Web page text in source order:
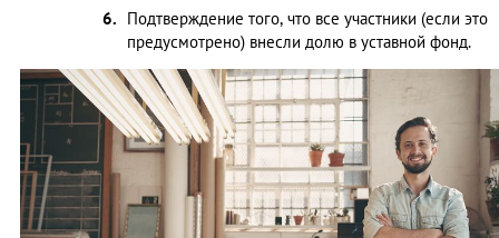
Подтверждение того, что все участники (если это
предусмотрено) внесли долю в уставной фонд.